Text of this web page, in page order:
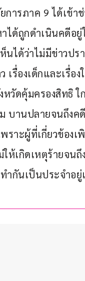
การภาค 9 ได้เข้า
ได้ถูกดำเนินคดีอยู่
ห็นได้ว่าไม่มีข่าวป
เรื่องเด็กและเรื่
หวัดคุ้มครองสิทธิ
บานปลายจนถึงค
พราะผู้ที่เกี่ยวข้อง
ห้เกิดเหตุร้ายจนถึ
ำกันเป็นประจำอยู่